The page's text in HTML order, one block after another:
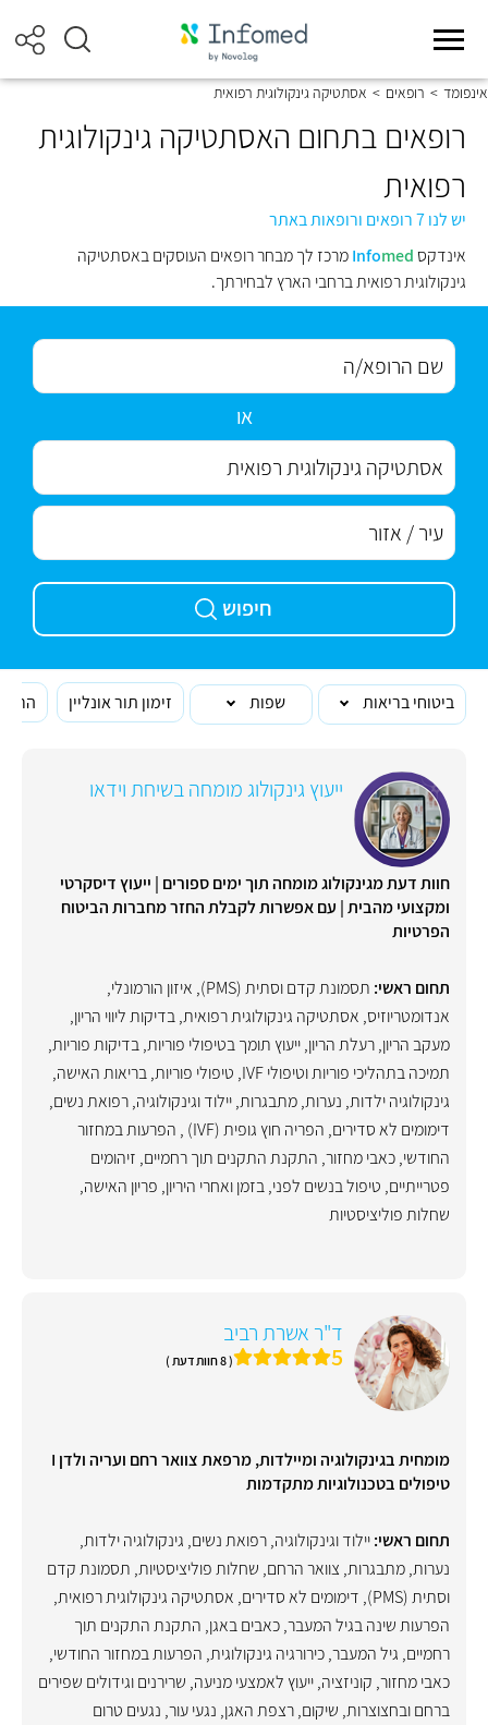
אינפומד > רופאים > אסתטיקה גינקולוגית רפואית
רופאים בתחום האסתטיקה גינקולוגית
רפואית
יש לנו 7 רופאים ורופאות באתר
אינדקס
Infomed
מרכז לך מבחר רופאים העוסקים באסתטיקה
גינקולוגית רפואית ברחבי הארץ לבחירתך.
או
חיפוש
ביטוחי בריאות שפות זימון תור אונליין
ייעוץ גינקולוג מומחה בשיחת וידאו
חוות דעת מגינקולוג מומחה תוך ימים ספורים | ייעוץ דיסקרטי
ומקצועי מהבית | עם אפשרות לקבלת החזר מחברות הביטוח
הפרטיות
תחום ראשי: תסמונת קדם וסתית (PMS) , איזון הורמונלי,
אנדומטריוזיס, אסתטיקה גינקולוגית רפואית,בדיקות ליווי הריון,
מעקב הריון,רעלת הריון,ייעוץ תומך בטיפולי פוריות,בדיקות פוריות,
תמיכה בתהליכי פוריות וטיפולי IVF
, טיפולי פוריות,בריאות האישה,
גינקולוגיה ילדות, נערות, מתבגרות,יילוד וגינקולוגיה, רפואת נשים,
דימומים לא סדירים, הפריה חוץ גופית (IVF) , הפרעות במחזור
החודשי,כאבי מחזור, התקנת התקנים תוך רחמיים, זיהומים
פטרייתיים, טיפול בנשים לפני, בזמן ואחרי היריון, פריון האישה,
שחלות פוליציסטיות
ד"ר אשרת רביב
5 ( 8 חוות דעת )
מומחית בגינקולוגיה ומיילדות, מרפאת צוואר רחם ועריה ולדן I
טיפולים בטכנולוגיות מתקדמות
תחום ראשי:יילוד וגינקולוגיה, רפואת נשים, גינקולוגיה ילדות,
נערות, מתבגרות, צוואר הרחם, שחלות פוליציסטיות, תסמונת קדם
וסתית (PMS)
, דימומים לא סדירים, אסתטיקה גינקולוגית רפואית,
הפרעות שינה בגיל המעבר,כאבים באגן, התקנת התקנים תוך
רחמיים, גיל המעבר,כירורגיה גינקולוגית, הפרעות במחזור החודשי,
כאבי מחזור, קוניזציה,ייעוץ לאמצעי מניעה, שרירנים וגידולים שפירים
ברחם ובחצוצרות, שיקום,רצפת האגן, נגעי עור, נגעים טרום